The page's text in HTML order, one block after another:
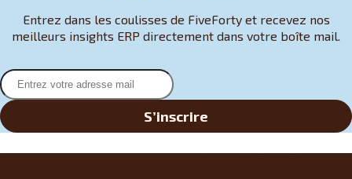
Entrez dans les coulisses de FiveForty et recevez nos
meilleurs insights ERP directement dans votre boîte mail.
S’inscrire